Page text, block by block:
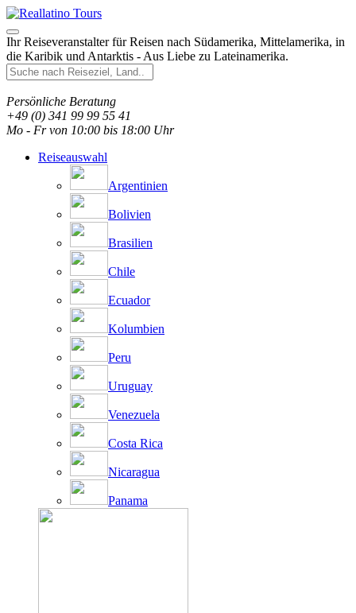
Ihr Reiseveranstalter für Reisen nach Südamerika, Mittelamerika, in
die Karibik und Antarktis - Aus Liebe zu Lateinamerika.
Persönliche Beratung
+49 (0) 341 99 99 55 41
Mo - Fr von 10:00 bis 18:00 Uhr
Reiseauswahl
Argentinien
Bolivien
Brasilien
Chile
Ecuador
Kolumbien
Peru
Uruguay
Venezuela
Costa Rica
Nicaragua
Panama